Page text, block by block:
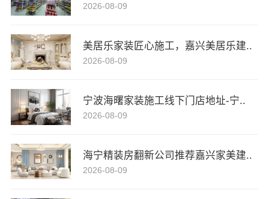
2026-08-09
美居乐家装匠心施工，嘉兴美居乐建..
2026-08-09
宁波海曙家装施工线下门店地址-宁..
2026-08-09
海宁精装房翻新公司推荐嘉兴家美建..
2026-08-09